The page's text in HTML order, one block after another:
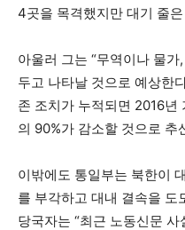
4곳을 목격했지만 대기 줄
아울러 그는 “무역이나 물
두고 나타날 것으로 예상한
존 조치가 누적되면 2016년
의 90%가 감소할 것으로 추
이밖에도 통일부는 북한이
를 부각하고 대내 결속을 도
당국자는 “최근 노동신문 사